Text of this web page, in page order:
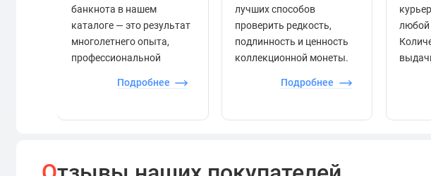
банкнота в нашем
каталоге — это результат
многолетнего опыта,
профессиональной
контроля.
Подробнее
лучших способов
проверить редкость,
подлинность и ценность
коллекционной монеты.
Подробнее
любой
всей